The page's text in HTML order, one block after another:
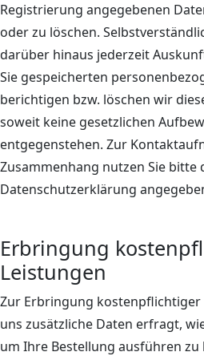
Registrierung angegebenen
oder zu löschen.
darüber hinaus jederzeit
Sie gespeicherten
berichtigen bzw. löschen wir
soweit keine gesetzlichen
entgegenstehen. Zur
Zusammenhang nutzen Sie bitte
Datenschutzerklärung
Erbringung
Leistungen
Zur Erbringung
uns zusätzliche Daten erfragt,
um Ihre Bestellung ausführen